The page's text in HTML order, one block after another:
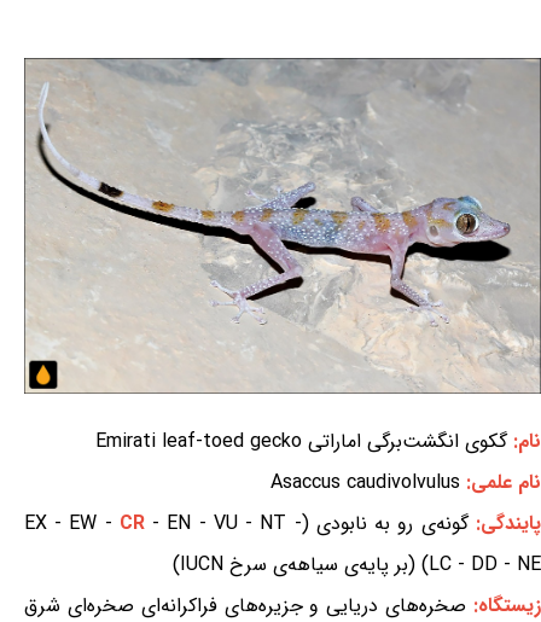
نام:گکوی انگشت‌برگی اماراتی Emirati leaf-toed gecko
نام علمی: Asaccus caudivolvulus
پایندگی:گونه‌ی رو به نابودی (EX - EW - CR - EN - VU - NT -
LC - DD - NE) (بر پایه‌ی سیاهه‌ی سرخ IUCN)
زیستگاه: صخره‌های دریایی و جزیره‌های فراکرانه‌ای صخره‌ای شرق